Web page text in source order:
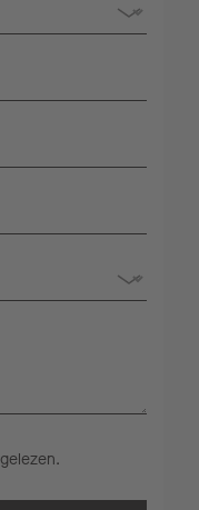
gelezen.